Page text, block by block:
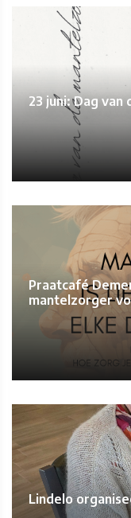
23 juni: Dag
Praatcafé
mantelzorger
Lindelo